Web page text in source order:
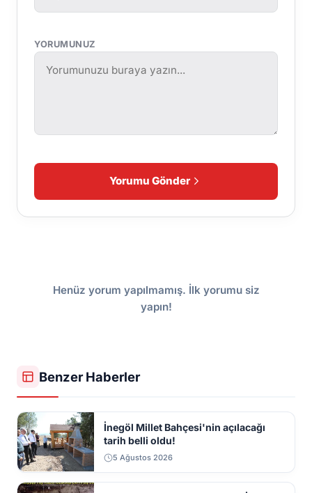
YORUMUNUZ
Yorumu Gönder
Henüz yorum yapılmamış. İlk yorumu siz
yapın!
Benzer Haberler
İnegöl Millet Bahçesi'nin açılacağı
tarih belli oldu!
5 Ağustos 2026